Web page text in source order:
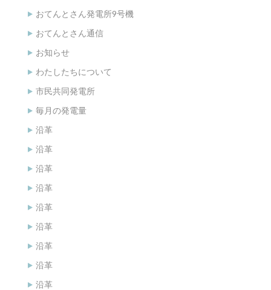
おてんとさん発電所9号機
おてんとさん通信
お知らせ
わたしたちについて
市民共同発電所
毎月の発電量
沿革
沿革
沿革
沿革
沿革
沿革
沿革
沿革
沿革